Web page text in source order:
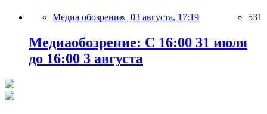
Медиа обозрение, 03 августа, 17:19 531
Медиаобозрение: С 16:00 31 июля
до 16:00 3 августа